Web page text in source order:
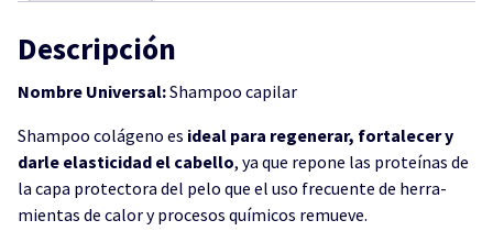
Descripción
Nombre Universal:Shampoo capilar
Shampoo colágeno es ideal para regenerar, fortalecer y
darle elasticidad el cabello, ya que repone las proteínas de
la capa protectora del pelo que el uso frecuente de herra-
mientas de calor y procesos químicos remueve.